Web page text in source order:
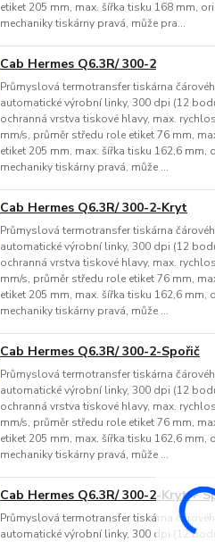
etiket 205 mm, max. šířka tisku 168 mm,
mechaniky tiskárny pravá, může pra...
Cab Hermes Q6.3R/ 300-2
Průmyslová termotransfer tiskárna
automatické výrobní linky, 300 dpi (12
ochranná vrstva tiskové hlavy, max.
mm/s, průměr středu role etiket 76 mm,
etiket 205 mm, max. šířka tisku 162,6 mm,
mechaniky tiskárny pravá, může ...
Cab Hermes Q6.3R/ 300-2-Kryt
Průmyslová termotransfer tiskárna
automatické výrobní linky, 300 dpi (12
ochranná vrstva tiskové hlavy, max.
mm/s, průměr středu role etiket 76 mm,
etiket 205 mm, max. šířka tisku 162,6 mm,
mechaniky tiskárny pravá, může ...
Cab Hermes Q6.3R/ 300-2-Spořič
Průmyslová termotransfer tiskárna
automatické výrobní linky, 300 dpi (12
ochranná vrstva tiskové hlavy, max.
mm/s, průměr středu role etiket 76 mm,
etiket 205 mm, max. šířka tisku 162,6 mm,
mechaniky tiskárny pravá, může ...
Cab Hermes Q6.3R/ 300-2-Kryt +
Průmyslová termotransfer tiskárna
automatické výrobní linky, 300 dpi (12